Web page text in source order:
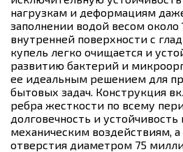
нагрузкам и деформациям
заполнении водой весом около
внутренней поверхности с
купель легко очищается и
развитию бактерий и
ее идеальным решением для
бытовых задач. Конструкция
ребра жесткости по всему
долговечность и
механическим воздействиям,
отверстия диаметром 75